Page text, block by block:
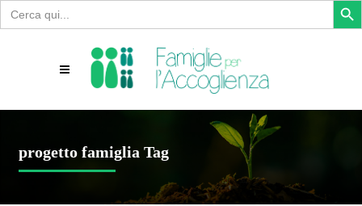
Search
for:
progetto famiglia Tag